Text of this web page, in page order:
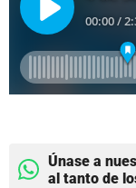
Únase a
al tanto de